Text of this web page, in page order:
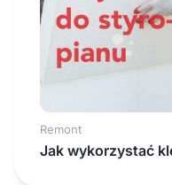
Remont
Jak wykorzystać